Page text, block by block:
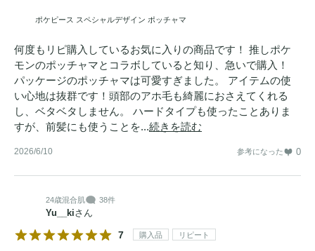
ポケピース スペシャルデザイン ポッチャマ
何度もリピ購入しているお気に入りの商品です！ 推しポケ
モンのポッチャマとコラボしていると知り、急いで購入！
パッケージのポッチャマは可愛すぎました。 アイテムの使
い心地は抜群です！頭部のアホ毛も綺麗におさえてくれる
し、ベタベタしません。 ハードタイプも使ったことありま
すが、前髪にも使うことを...続きを読む
2026/6/10 参考になった 0
24歳混合肌 38件
Yu__kiさん
7 購入品 リピート